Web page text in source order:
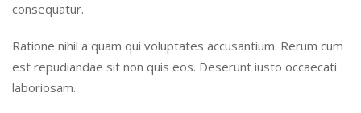
consequatur.
Ratione nihil a quam qui voluptates accusantium. Rerum cum
est repudiandae sit non quis eos. Deserunt iusto occaecati
laboriosam.